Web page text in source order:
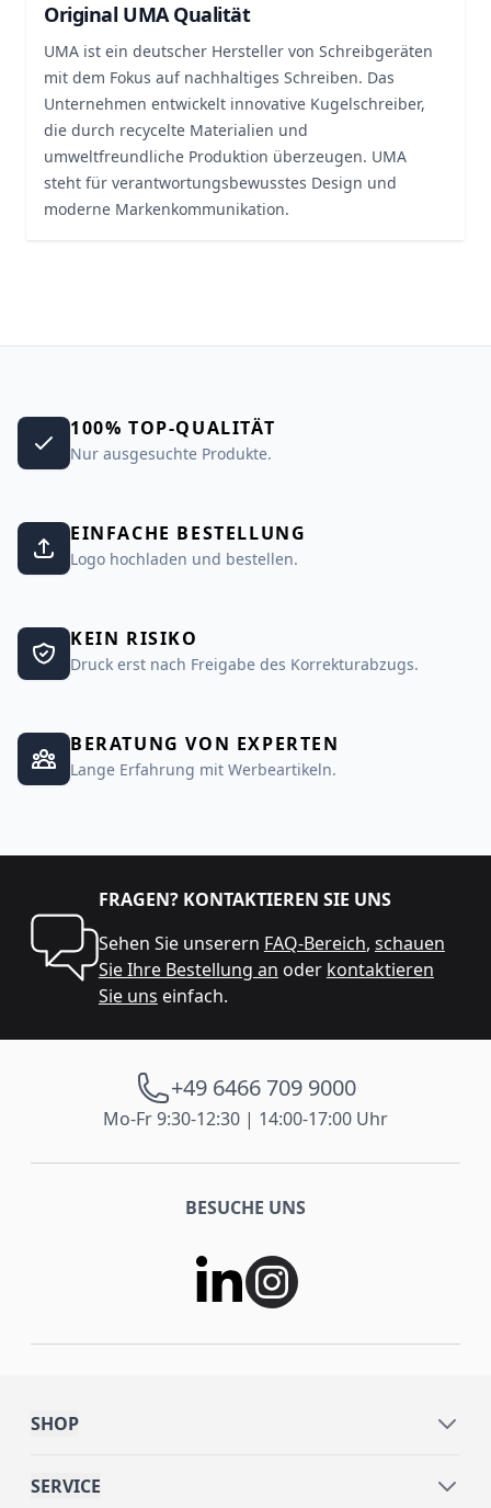
Original UMA Qualität
UMA ist ein deutscher Hersteller von Schreibgeräten
mit dem Fokus auf nachhaltiges Schreiben. Das
Unternehmen entwickelt innovative Kugelschreiber,
die durch recycelte Materialien und
umweltfreundliche Produktion überzeugen. UMA
steht für verantwortungsbewusstes Design und
moderne Markenkommunikation.
100% TOP-QUALITÄT
Nur ausgesuchte Produkte.
EINFACHE BESTELLUNG
Logo hochladen und bestellen.
KEIN RISIKO
Druck erst nach Freigabe des Korrekturabzugs.
BERATUNG VON EXPERTEN
Lange Erfahrung mit Werbeartikeln.
FRAGEN? KONTAKTIEREN SIE UNS
Sehen Sie unserern FAQ-Bereich, schauen
Sie Ihre Bestellung an oder kontaktieren
Sie uns einfach.
+49 6466 709 9000
Mo-Fr 9:30-12:30 | 14:00-17:00 Uhr
BESUCHE UNS
SHOP
SERVICE